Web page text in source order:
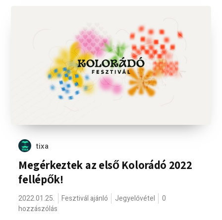
tixa
Megérkeztek az első Kolorádó 2022
fellépők!
2022.01.25. Fesztivál ajánló Jegyelővétel
0
hozzászólás